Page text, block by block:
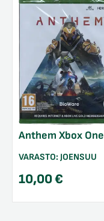
Anthem Xbox One
VARASTO: JOENSUU
10,00€